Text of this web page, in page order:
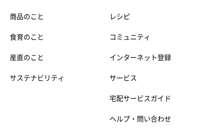
商品のこと
食育のこと
産直のこと
サステナビリティ
レシピ
コミュニティ
インターネット登録
サービス
宅配サービスガイド
ヘルプ・問い合わせ